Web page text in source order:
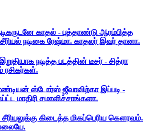
காதல் - புத்தாண்டு ஆரம்பித்த
நடிகை ரேஷ்மா. காதலர் இவர் தானா.
நடித்த படத்தின் டீசர் - சித்ரா
ரசிகர்கள்.
ஸ்டோர்ஸ் ஜீவாவிற்கா இப்படி -
மாதிரி சமாளிச்சாங்களா.
கிடைத்த மிகப்பெரிய கௌரவம்.